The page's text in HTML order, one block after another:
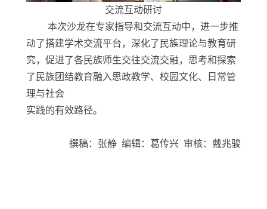
交流互动研讨
本次沙龙在专家指导和交流互动中，进一步推
动了搭建学术交流平台，深化了民族理论与教育研
究，促进了各民族师生交往交流交融，思考和探索
了民族团结教育融入思政教学、校园文化、日常管
理与社会
实践的有效路径。
撰稿：张静 编辑：葛传兴 审核：戴兆骏